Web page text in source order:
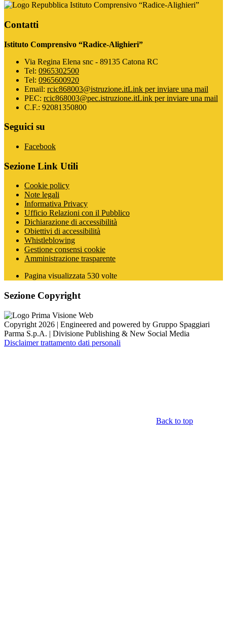
Istituto Comprensivo “Radice-Alighieri”
Contatti
Istituto Comprensivo “Radice-Alighieri”
Via Regina Elena snc - 89135 Catona RC
Tel: 0965302500
Tel: 0965600920
Email: rcic868003@istruzione.itLink per inviare una mail
PEC: rcic868003@pec.istruzione.itLink per inviare una mail
C.F.: 92081350800
Seguici su
Facebook
Sezione Link Utili
Cookie policy
Note legali
Informativa Privacy
Ufficio Relazioni con il Pubblico
Dichiarazione di accessibilità
Obiettivi di accessibilità
Whistleblowing
Gestione consensi cookie
Amministrazione trasparente
Pagina visualizzata 530 volte
Sezione Copyright
Copyright 2026 | Engineered and powered by Gruppo Spaggiari
Parma S.p.A. | Divisione Publishing & New Social Media
Disclaimer trattamento dati personali
Back to top